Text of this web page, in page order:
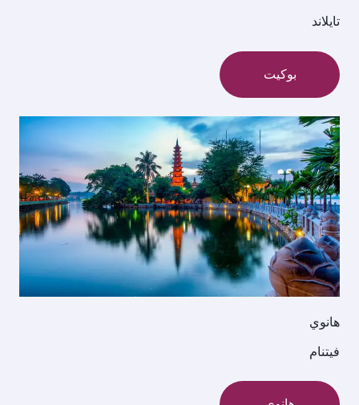
تايلاند
بوكيت
هانوي
فيتنام